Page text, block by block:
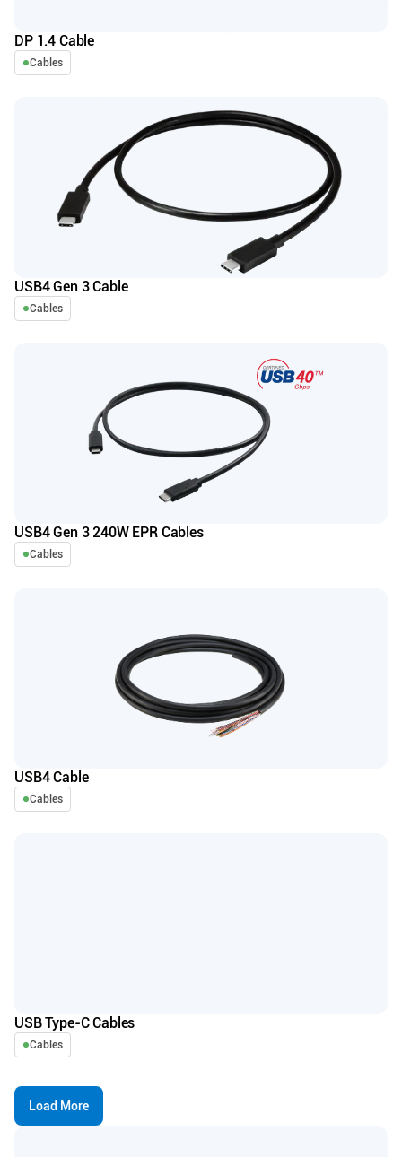
DP 1.4 Cable
Cables
USB4 Gen 3 Cable
Cables
USB4 Gen 3 240W EPR Cables
Cables
USB4 Cable
Cables
USB Type-C Cables
Cables
Load More